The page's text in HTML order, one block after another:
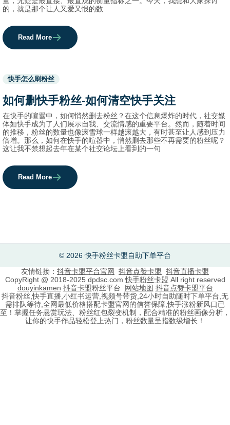
的，就是那个让人又爱又恨的数
Read More
Used
before
names.
快手怎么刷粉丝
如何删快手粉丝-如何清空快手关注
在快手的喧嚣中，如何悄然删去粉丝？在这个信息爆炸的时代，社交媒
体如快手成为了人们展示自我、交流情感的重要平台。然而，随着时间
的推移，粉丝的数量也像滚雪球一样越滚越大，有时甚至让人感到压力
倍增。那么，如何在快手的喧嚣中，悄然删去那些不再需要的粉丝呢？
这让我不禁想起去年在某个社交论坛上看到的一句
Read More
© 2026 快手粉丝卡盟自助下单平台
友情链接： 抖音卡盟平台官网 抖音点赞卡盟 抖音直播卡盟
CopyRight @ 2018-2025 dpdsc.com快手粉丝卡盟 All right reserved
douyinkamen 抖音卡盟粉丝平台 网站地图 抖音点赞卡盟平台
抖音粉丝,快手直播,小红书运营,视频号带货,24小时自助随时下单平台,无
需排队等待,全网最低价格搭配卡盟官网的信誉保障,快手涨粉新风口已
至！掌握任务悬赏玩法、粉丝红包裂变机制，配合精准的粉丝画像分析，
让你的快手作品轻松登上热门，粉丝数量呈指数级增长！